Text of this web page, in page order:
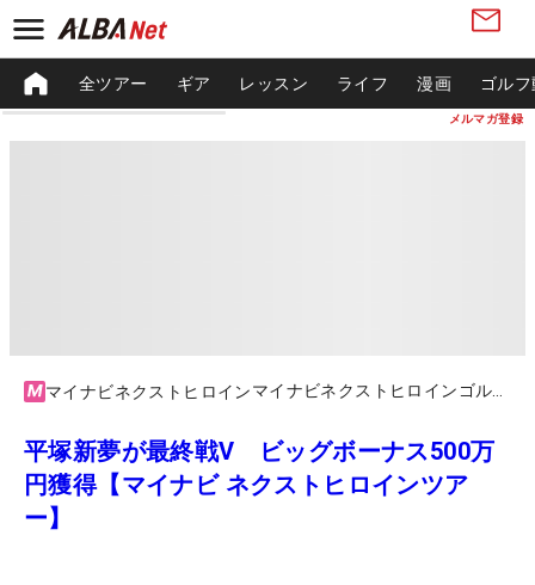
メルマガ登録
全ツアー ギア レッスン ライフ 漫画 ゴル
マイナビネクストヒロイン
平塚新夢が最終戦V ビッグボーナス500万
円獲得【マイナビ ネクストヒロインツア
ー】